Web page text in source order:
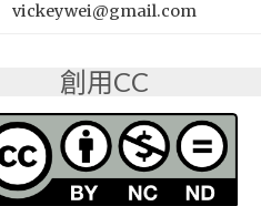
vickeywei@gmail.com
創用CC